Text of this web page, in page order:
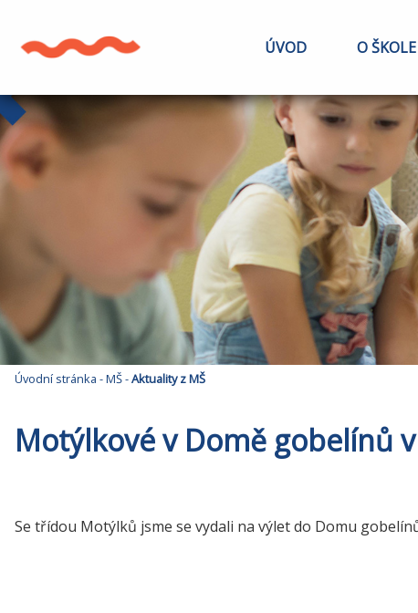
ÚVOD O ŠKOLE
Úvodní stránka -MŠ-Aktuality z MŠ
Motýlkové v Domě gobelínů
Se třídou Motýlků jsme se vydali na výlet do Domu